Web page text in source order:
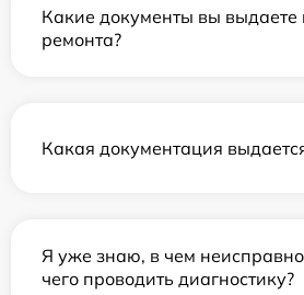
Какие документы вы выдаете
ремонта?
Какая документация
Я уже знаю, в чем
чего проводить диагностику?